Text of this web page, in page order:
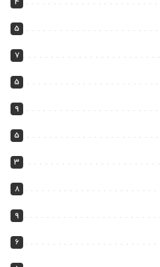
5
7
5
9
5
3
8
9
6